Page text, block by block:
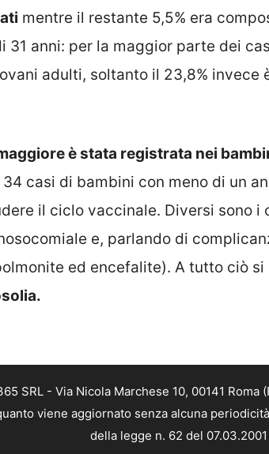
mentre il restante 5,5% era
31 anni: per la maggior parte dei
adulti, soltanto il 23,8% invece
è stata registrata nei
casi di bambini con meno di un
il ciclo vaccinale. Diversi sono i
e, parlando di
ed encefalite). A tutto ciò si
SRL - Via Nicola Marchese 10, 00141 Roma
viene aggiornato senza alcuna
della legge n. 62 del 07.03.2001